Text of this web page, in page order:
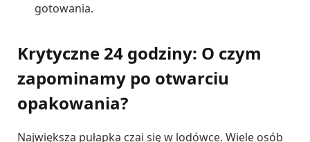
gotowania.
Krytyczne 24 godziny: O czym
zapominamy po otwarciu
opakowania?
Największa pułapka czai się w lodówce. Wiele osób